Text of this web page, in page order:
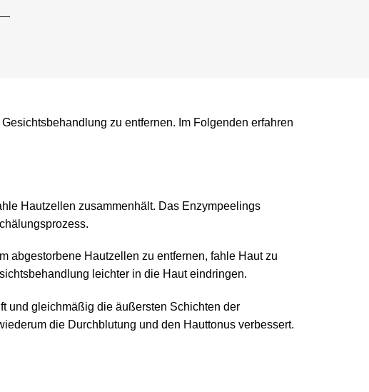
zu entfernen. Im Folgenden erfahren
Hautzellen zusammenhält. Das Enzympeelings
abgestorbene Hautzellen zu entfernen, fahle Haut zu
leichter in die Haut eindringen.
und gleichmäßig die äußersten Schichten der
die Durchblutung und den Hauttonus verbessert.